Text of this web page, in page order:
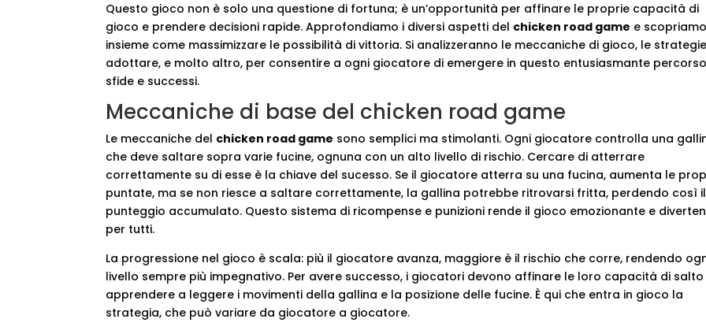
Questo gioco non è solo una questione di fortuna; è un’opportunità per affinare le proprie capacità di
gioco e prendere decisioni rapide. Approfondiamo i diversi aspetti del chicken road game e scopriamo
insieme come massimizzare le possibilità di vittoria. Si analizzeranno le meccaniche di gioco, le
adottare, e molto altro, per consentire a ogni giocatore di emergere in questo entusiasmante
sfide e successi.
Meccaniche di base del chicken road game
Le meccaniche del chicken road game sono semplici ma stimolanti. Ogni giocatore controlla una
che deve saltare sopra varie fucine, ognuna con un alto livello di rischio. Cercare di atterrare
correttamente su di esse è la chiave del sucesso. Se il giocatore atterra su una fucina, aumenta le
puntate, ma se non riesce a saltare correttamente, la gallina potrebbe ritrovarsi fritta, perdendo così il
punteggio accumulato. Questo sistema di ricompense e punizioni rende il gioco emozionante e
per tutti.
La progressione nel gioco è scala: più il giocatore avanza, maggiore è il rischio che corre, rendendo
livello sempre più impegnativo. Per avere successo, i giocatori devono affinare le loro capacità di salto
apprendere a leggere i movimenti della gallina e la posizione delle fucine. È qui che entra in gioco la
strategia, che può variare da giocatore a giocatore.